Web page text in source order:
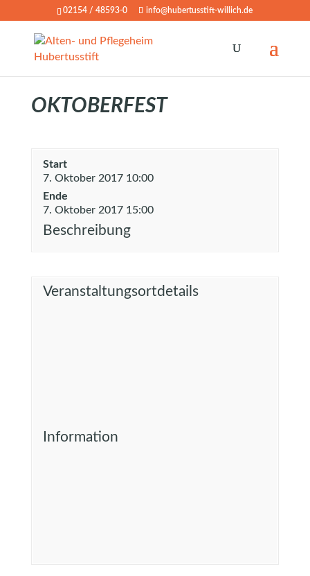
02154 / 48593-0 info@hubertusstift-willich.de
OKTOBERFEST
Start
7. Oktober 2017 10:00
Ende
7. Oktober 2017 15:00
Beschreibung
Veranstaltungsortdetails
Information